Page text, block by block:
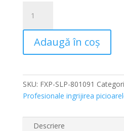
Sandale
Comfeeze
Footlogix
39
Adaugă în coș
SKU: FXP-SLP-801091
Profesionale ingrijirea
Descriere